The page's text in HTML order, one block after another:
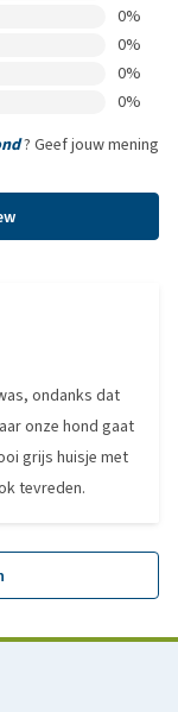
0%
0%
0%
0%
? Geef jouw mening
ondanks dat
onze hond gaat
grijs huisje met
tevreden.